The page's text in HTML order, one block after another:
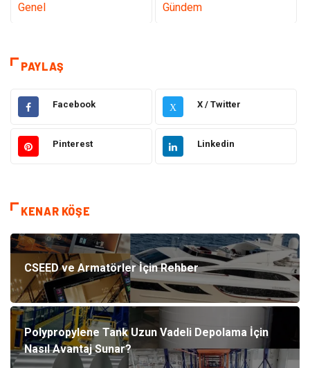
Genel Gündem
Dekorasyon Elektrik Elektronik
Ulaşım ve Taşımacılık Alışveriş
Bilgisayar ve Yazılım
Emlak Hukuk
Turizm Otomotiv
Eğitim Kurumları Yapı İnşaat
Tekstil Organizasyon
PAYLAŞ
Facebook X X / Twitter
Pinterest Linkedin
KENAR KÖŞE
CSEED ve Armatörler İçin Rehber
Polypropylene Tank Uzun Vadeli Depolama İçin
Nasıl Avantaj Sunar?